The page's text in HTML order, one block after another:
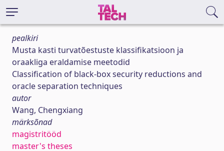
pealkiri
Musta kasti turvatõestuste klassifikatsioon ja
oraakliga eraldamise meetodid
Classification of black-box security reductions and
oracle separation techniques
autor
Wang, Chengxiang
märksõnad
magistritööd
master's theses